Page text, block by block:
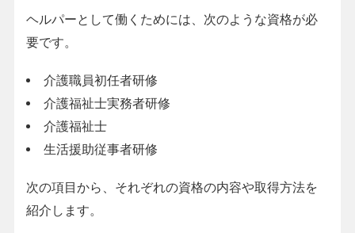
ヘルパーとして働くためには、次のような資格が必
要です。
介護職員初任者研修
介護福祉士実務者研修
介護福祉士
生活援助従事者研修
次の項目から、それぞれの資格の内容や取得方法を
紹介します。